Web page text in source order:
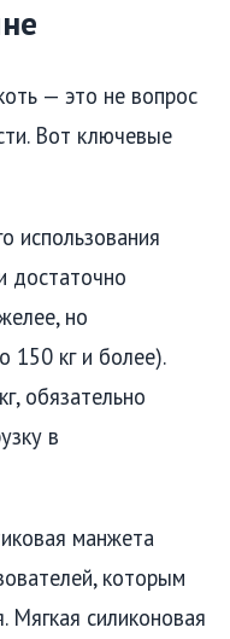
— это не вопрос
Вот ключевые
использования
достаточно
но
150 кг и более).
обязательно
в
манжета
которым
Мягкая силиконовая